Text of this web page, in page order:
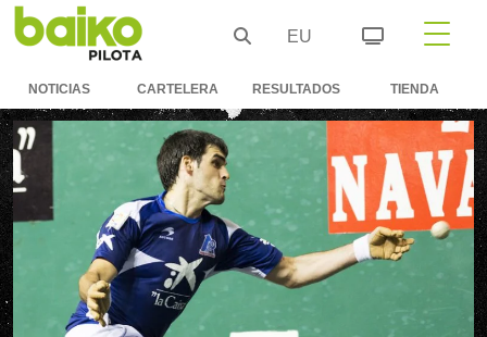
EU
NOTICIAS CARTELERA RESULTADOS TIENDA